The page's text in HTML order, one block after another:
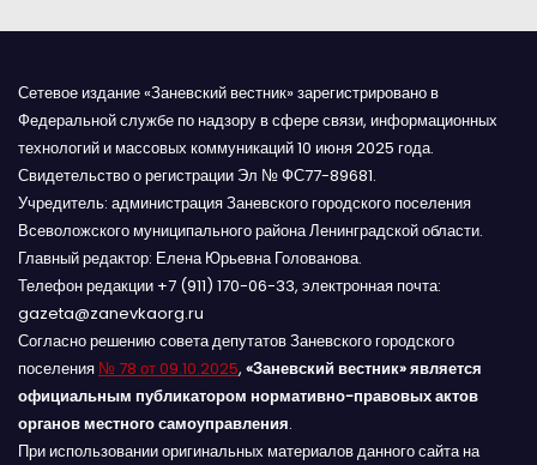
Сетевое издание «Заневский вестник» зарегистрировано в
Федеральной службе по надзору в сфере связи, информационных
технологий и массовых коммуникаций 10 июня 2025 года.
Свидетельство о регистрации Эл № ФС77-89681.
Учредитель: администрация Заневского городского поселения
Всеволожского муниципального района Ленинградской области.
Главный редактор: Елена Юрьевна Голованова.
Телефон редакции +7 (911) 170-06-33, электронная почта:
gazeta@zanevkaorg.ru
Согласно решению совета депутатов Заневского городского
поселения № 78 от 09.10.2025, «Заневский вестник» является
официальным публикатором нормативно-правовых актов
органов местного самоуправления.
При использовании оригинальных материалов данного сайта на